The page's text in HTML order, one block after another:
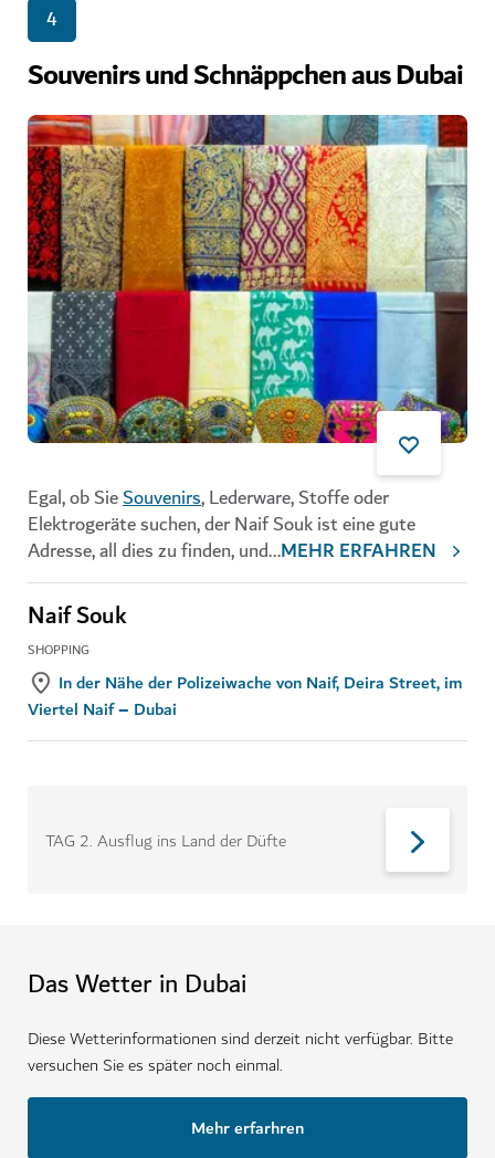
4
Souvenirs und Schnäppchen aus Dubai
Egal, ob SieSouvenirs, Lederware, Stoffe oder
Elektrogeräte suchen, der Naif Souk ist eine gute
Adresse, all dies zu finden, und...MEHR ERFAHREN
Naif Souk
SHOPPING
In der Nähe der Polizeiwache von Naif, Deira Street, im
Viertel Naif – Dubai
TAG 2. Ausflug ins Land der Düfte
Das Wetter in Dubai
Diese Wetterinformationen sind derzeit nicht verfügbar. Bitte
versuchen Sie es später noch einmal.
Mehr erfarhren